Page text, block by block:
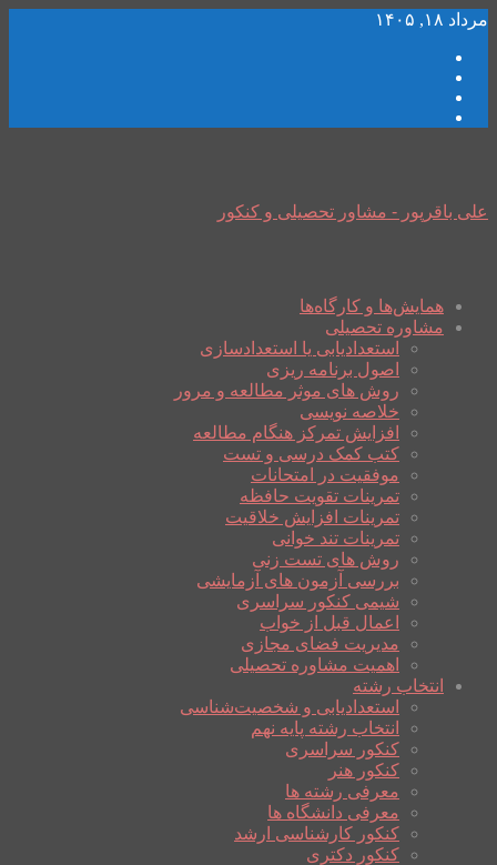
مرداد ۱۸, ۱۴۰۵
علی باقرپور - مشاور تحصیلی و کنکور
همایش‌ها و کارگاه‌ها
مشاوره تحصیلی
استعدادیابی یا استعدادسازی
اصول برنامه ریزی
روش های موثر مطالعه و مرور
خلاصه نویسی
افزایش تمرکز هنگام مطالعه
کتب کمک درسی و تست
موفقیت در امتحانات
تمرینات تقویت حافظه
تمرینات افزایش خلاقیت
تمرینات تند خوانی
روش های تست زنی
بررسی آزمون های آزمایشی
شیمی کنکور سراسری
اعمال قبل از خواب
مدیریت فضای مجازی
اهمیت مشاوره تحصیلی
انتخاب رشته
استعدادیابی و شخصیت‌شناسی
انتخاب رشته پایه نهم
کنکور سراسری
کنکور هنر
معرفی رشته ها
معرفی دانشگاه ها
کنکور کارشناسی ارشد
کنکور دکتری